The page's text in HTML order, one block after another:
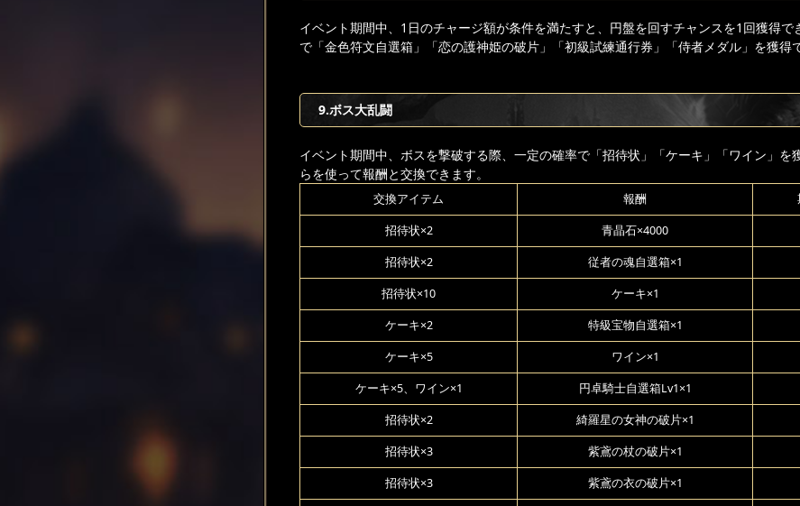
イベント期間中、1日のチャージ額が条件を満たすと、円盤を回すチャンスを1回獲得で
で「金色符文自選箱」「恋の護神姫の破片」「初級試練通行券」「侍者メダル」を獲得
9.ボス大乱闘
イベント期間中、ボスを撃破する際、一定の確率で「招待状」「ケーキ」「ワイン」を
らを使って報酬と交換できます。
交換アイテム 報酬
招待状×2 青晶石×4000
招待状×2 従者の魂自選箱×1
招待状×10 ケーキ×1
ケーキ×2 特級宝物自選箱×1
ケーキ×5 ワイン×1
ケーキ×5、ワイン×1 円卓騎士自選箱Lv1×1
招待状×2 綺羅星の女神の破片×1
招待状×3 紫鳶の杖の破片×1
招待状×3 紫鳶の衣の破片×1